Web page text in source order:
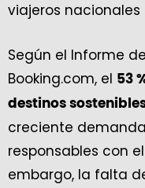
viajeros
Según el Informe
Booking.com, el 53
destinos
creciente
responsables con
embargo, la falta